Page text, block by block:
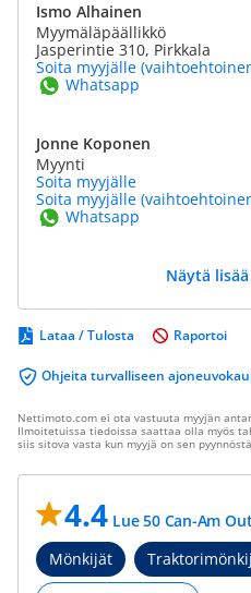
Ismo Alhainen
Myymäläpäällikkö
Jasperintie 310, Pirkkala
Soita myyjälle
Whatsapp
Jonne Koponen
Myynti
Soita myyjälle
Soita myyjälle
Whatsapp
Näytä
Lataa / Tulosta
Ohjeita turvalliseen
Raportoi
Nettimoto.com ei ota vastuuta myyjän
Ilmoitetuissa tiedoissa saattaa olla myös
siis sitova vasta kun myyjä on sen
4.4 Lue 50 Can-Am
Mönkijät